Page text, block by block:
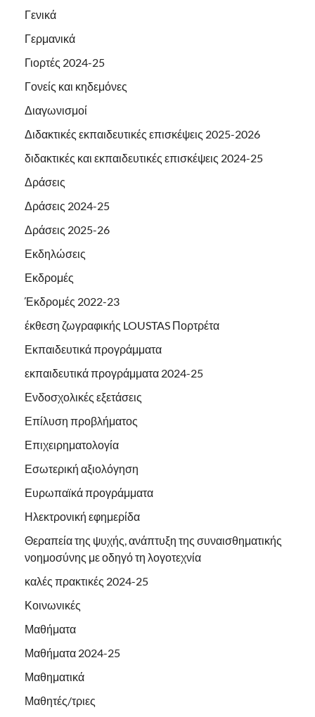
Γενικά
Γερμανικά
Γιορτές 2024-25
Γονείς και κηδεμόνες
Διαγωνισμοί
Διδακτικές εκπαιδευτικές επισκέψεις 2025-2026
διδακτικές και εκπαιδευτικές επισκέψεις 2024-25
Δράσεις
Δράσεις 2024-25
Δράσεις 2025-26
Εκδηλώσεις
Εκδρομές
Έκδρομές 2022-23
έκθεση ζωγραφικής LOUSTAS Πορτρέτα
Εκπαιδευτικά προγράμματα
εκπαιδευτικά προγράμματα 2024-25
Ενδοσχολικές εξετάσεις
Επίλυση προβλήματος
Επιχειρηματολογία
Εσωτερική αξιολόγηση
Ευρωπαϊκά προγράμματα
Ηλεκτρονική εφημερίδα
Θεραπεία της ψυχής, ανάπτυξη της συναισθηματικής
νοημοσύνης με οδηγό τη λογοτεχνία
καλές πρακτικές 2024-25
Κοινωνικές
Μαθήματα
Μαθήματα 2024-25
Μαθηματικά
Μαθητές/τριες